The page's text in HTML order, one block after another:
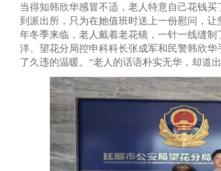
当得知韩欣华感冒不适，老人特意自己花钱
到派出所，只为在她值班时送上一份慰问，
年冬季来临，老人戴着老花镜，一针一线缝
洋、望花分局控申科科长张成军和民警韩欣
了久违的温暖。”老人的话语朴实无华，却道